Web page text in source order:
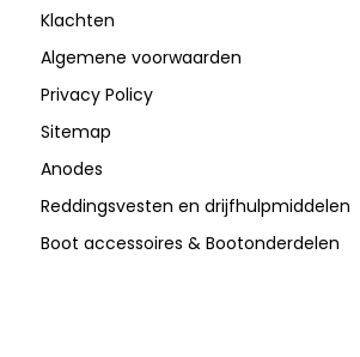
Klachten
Algemene voorwaarden
Privacy Policy
Sitemap
Anodes
Reddingsvesten en drijfhulpmiddelen
Boot accessoires & Bootonderdelen